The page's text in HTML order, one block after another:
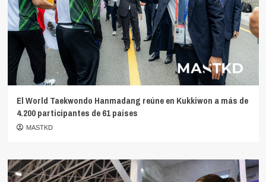
El World Taekwondo Hanmadang reúne en Kukkiwon a más de
4.200 participantes de 61 países
MASTKD